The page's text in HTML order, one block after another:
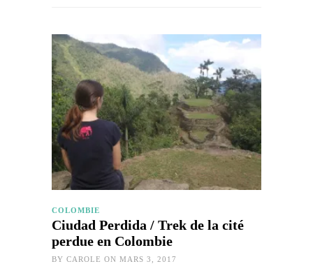
COLOMBIE
Ciudad Perdida / Trek de la cité
perdue en Colombie
BY CAROLE ON MARS 3, 2017